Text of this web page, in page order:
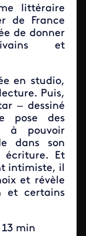
littéraire
de France
de donner
et
en studio,
Puis,
– dessiné
pose des
à pouvoir
dans son
écriture. Et
intimiste, il
et révèle
et certains
13 min